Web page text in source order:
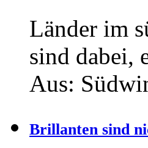
Länder im
sind dabei,
Aus:
Brillanten sind